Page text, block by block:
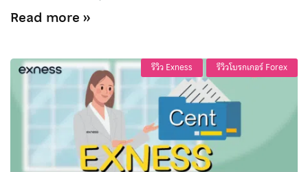
Read more »
รีวิว Exness รีวิวโบรกเกอร์ Forex